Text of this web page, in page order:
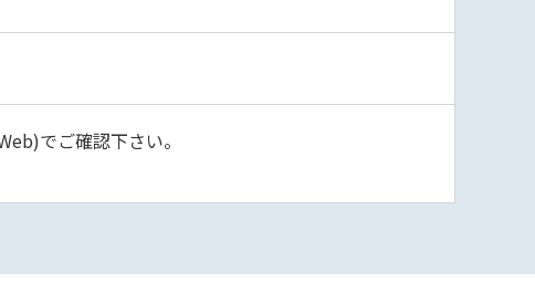
でご確認下さい。